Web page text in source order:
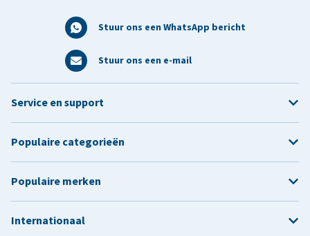
Stuur ons een WhatsApp bericht
Stuur ons een e-mail
Service en support
Populaire categorieën
Populaire merken
Internationaal